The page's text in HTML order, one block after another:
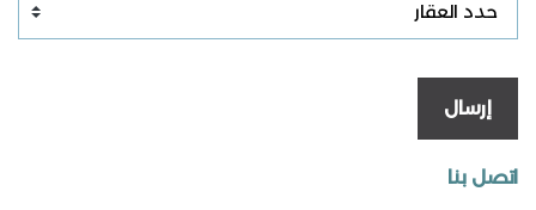
اتصل بنا
إرسال